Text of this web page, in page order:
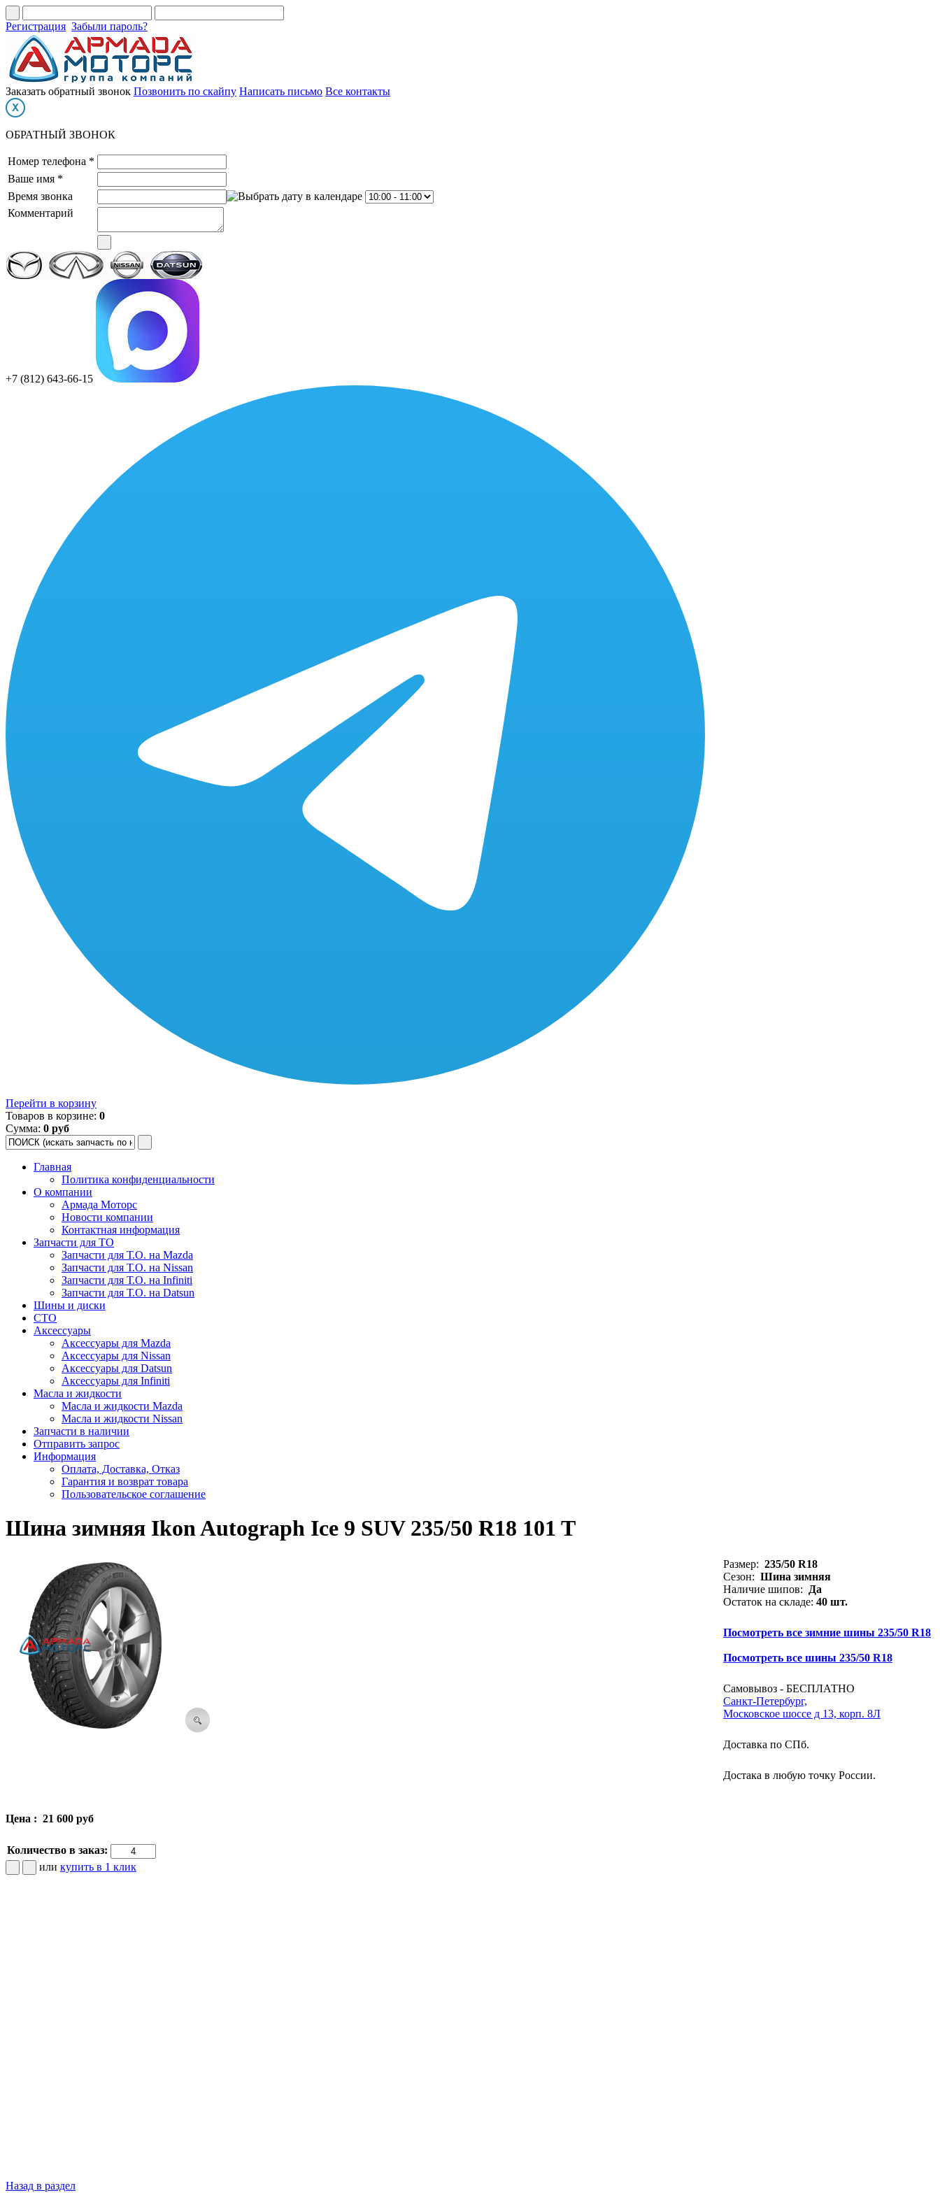
Регистрация Забыли пароль?
Заказать обратный звонок Позвонить по скайпу Написать письмо Все контакты
ОБРАТНЫЙ ЗВОНОК
Номер телефона *
Ваше имя *
Время звонка
Комментарий
+7 (812) 643-66-15
Перейти в корзину
Товаров в корзине: 0
Сумма: 0 руб
Главная
Политика конфиденциальности
О компании
Армада Моторс
Новости компании
Контактная информация
Запчасти для ТО
Запчасти для Т.О. на Mazda
Запчасти для Т.О. на Nissan
Запчасти для Т.О. на Infiniti
Запчасти для Т.О. на Datsun
Шины и диски
СТО
Аксессуары
Аксессуары для Mazda
Аксессуары для Nissan
Аксессуары для Datsun
Аксессуары для Infiniti
Масла и жидкости
Масла и жидкости Mazda
Масла и жидкости Nissan
Запчасти в наличии
Отправить запрос
Информация
Оплата, Доставка, Отказ
Гарантия и возврат товара
Пользовательское соглашение
Шина зимняя Ikon Autograph Ice 9 SUV 235/50 R18 101 T
Размер: 235/50 R18
Сезон: Шина зимняя
Наличие шипов: Да
Остаток на складе: 40 шт.
Посмотреть все зимние шины 235/50 R18
Посмотреть все шины 235/50 R18
Самовывоз - БЕСПЛАТНО
Санкт-Петербург,
Московское шоссе д 13, корп. 8Л
Доставка по СПб.
Достака в любую точку России.
Цена : 21 600 руб
Количество в заказ:
или купить в 1 клик
Назад в раздел